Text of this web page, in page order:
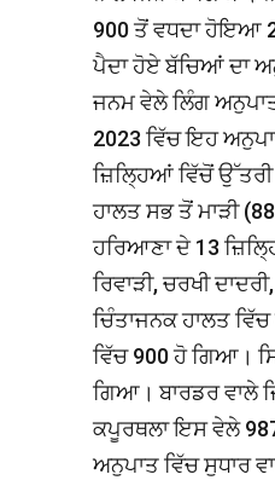
900 ਤੋਂ ਵਧਦਾ ਹੋਇਆ
ਪੈਦਾ ਹੋਏ ਬੱਚਿਆਂ ਦਾ
ਜਨਮ ਵੇਲੇ ਲਿੰਗ
2023 ਵਿੱਚ ਇਹ
ਜ਼ਿਲ੍ਹਿਆਂ ਵਿੱਚੋਂ
ਹਾਲਤ ਸਭ ਤੋਂ ਮਾੜੀ
ਹਰਿਆਣਾ ਦੇ 13
ਰਿਵਾੜੀ, ਚਰਖੀ
ਚਿੰਤਾਜਨਕ ਹਾਲਤ
ਵਿੱਚ 900 ਹੋ ਗਿਆ।
ਗਿਆ। ਬਾਰਡਰ ਵਾਲੇ
ਕਪੂਰਥਲਾ ਇਸ ਵੇਲੇ
ਅਨੁਪਾਤ ਵਿੱਚ ਸੁਧਾਰ